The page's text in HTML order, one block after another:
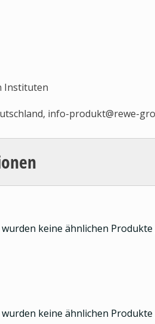
Instituten
info-produkt@rewe-
wurden keine ähnlichen
wurden keine ähnlichen